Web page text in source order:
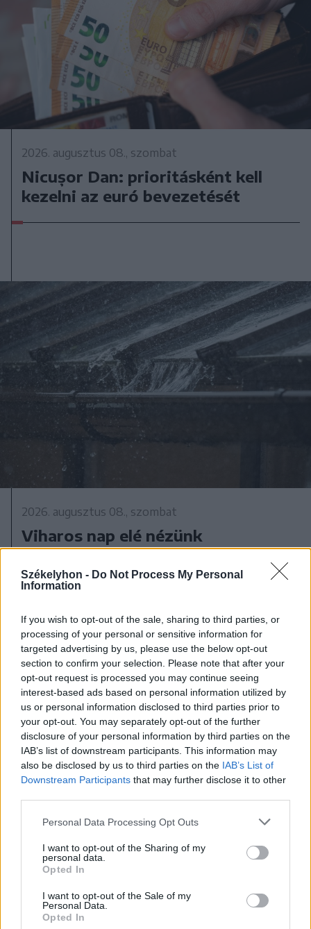
Székelyhon - Do Not Process My Personal
Information
If you wish to opt-out of the sale, sharing to third parties, or
processing of your personal or sensitive information for
targeted advertising by us, please use the below opt-out
section to confirm your selection. Please note that after your
opt-out request is processed you may continue seeing
interest-based ads based on personal information utilized by
us or personal information disclosed to third parties prior to
your opt-out. You may separately opt-out of the further
disclosure of your personal information by third parties on the
IAB’s list of downstream participants. This information may
also be disclosed by us to third parties on the IAB’s List of
Downstream Participants that may further disclose it to other
Personal Data Processing Opt Outs
I want to opt-out of the Sharing of my
personal data.
Opted In
I want to opt-out of the Sale of my
Personal Data.
Opted In
2026. augusztus 08., szombat
Nicușor Dan: prioritásként kell
kezelni az euró bevezetését
2026. augusztus 08., szombat
Viharos nap elé nézünk
Székelyföldön
Már több mint száz településen
kellett vízkorlátozást bevezetni
országszerte